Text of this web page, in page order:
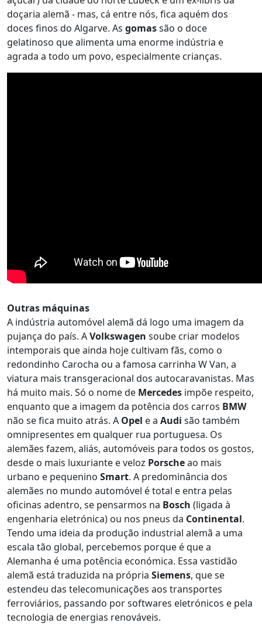
doçaria alemã - mas, cá entre nós, fica aquém dos
doces finos do Algarve. As gomassão o doce
gelatinoso que alimenta uma enorme indústria e
agrada a todo um povo, especialmente crianças.
Outras máquinas
A indústria automóvel alemã dá logo uma imagem da
pujança do país. AVolkswagen soube criar modelos
intemporais que ainda hoje cultivam fãs, como o
redondinho Carocha ou a famosa carrinha W Van, a
viatura mais transgeracional dos autocaravanistas. Mas
há muito mais. Só o nome de Mercedes impõe respeito,
enquanto que a imagem da potência dos carros BMW
não se fica muito atrás. A Opel e a Audi são também
omnipresentes em qualquer rua portuguesa. Os
alemães fazem, aliás, automóveis para todos os gostos,
desde o mais luxuriante e veloz Porscheao mais
urbano e pequenino Smart. A predominância dos
alemães no mundo automóvel é total e entra pelas
oficinas adentro, se pensarmos na Bosch (ligada à
engenharia eletrónica) ou nos pneus da Continental.
Tendo uma ideia da produção industrial alemã a uma
escala tão global, percebemos porque é que a
Alemanha é uma potência económica. Essa vastidão
alemã está traduzida na própria Siemens, que se
estendeu das telecomunicações aos transportes
ferroviários, passando por softwares eletrónicos e pela
tecnologia de energias renováveis.